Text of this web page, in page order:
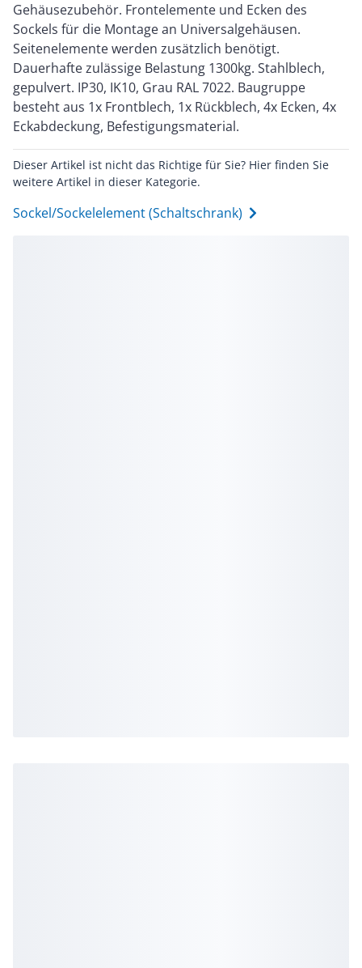
Gehäusezubehör. Frontelemente und Ecken des
Sockels für die Montage an Universalgehäusen.
Seitenelemente werden zusätzlich benötigt.
Dauerhafte zulässige Belastung 1300kg. Stahlblech,
gepulvert. IP30, IK10, Grau RAL 7022. Baugruppe
besteht aus 1x Frontblech, 1x Rückblech, 4x Ecken, 4x
Eckabdeckung, Befestigungsmaterial.
Dieser Artikel ist nicht das Richtige für Sie? Hier finden Sie
weitere Artikel in dieser Kategorie.
Sockel/Sockelelement (Schaltschrank)